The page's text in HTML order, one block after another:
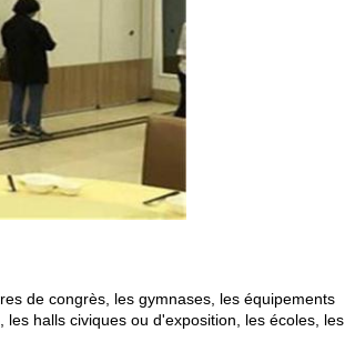
de congrès, les gymnases, les équipements
halls civiques ou d'exposition, les écoles, les